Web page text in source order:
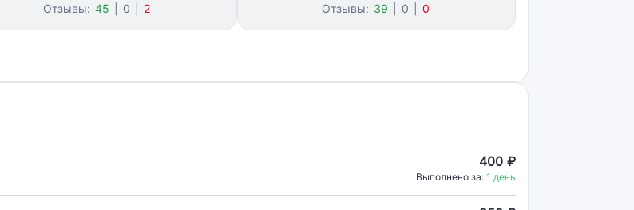
Отзывы: 45 0 2
Отзывы: 39 0 0
400 ₽
Выполнено за: 1 день